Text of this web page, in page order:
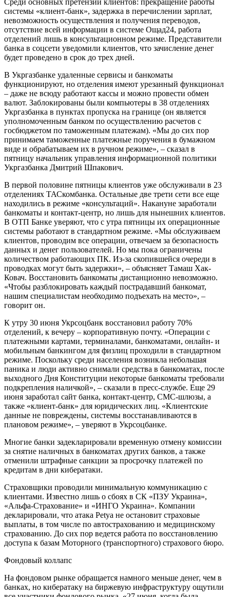
системы «клиент-банк», задержка в перечислении зарплат,
невозможность осуществления и получения переводов,
отсутствие всей информации в системе Ощад24, работа
отделений лишь в консультационном режиме. Представители
банка в соцсети уведомили клиентов, что зачисление денег
будет проведено в срок до трех дней.
В Укргазбанке удаленные сервисы и банкоматы
функционируют, но отделения имеют урезанный функционал
– даже не всюду работают кассы и можно провести обмен
валют. Заблокированы были компьютеры в 38 отделениях
Укргазбанка в пунктах пропуска на границе (он является
уполномоченным банком по осуществлению расчетов с
госбюджетом по таможенным платежам). «Мы до сих пор
принимаем таможенные платежные поручения в бумажном
виде и обрабатываем их в ручном режиме», – сказал в
пятницу начальник управления информационной политики
Укргазбанка Дмитрий Шпакович.
В первой половине пятницы клиентов уже обслуживали в 23
отделениях ТАСкомбанка. Остальные две трети сети все еще
находились в режиме «консультаций». Накануне заработали
банкоматы и контакт-центр, но лишь для нынешних клиентов.
В ОТП Банке уверяют, что с утра пятницы их операционные
системы работают в стандартном режиме. «Мы обслуживаем
клиентов, проводим все операции, отвечаем за безопасность
данных и денег пользователей. Но мы пока ограничены
количеством работающих ПК. Из-за скопившейся очереди в
проводках могут быть задержки», – объясняет Тамаш Хак-
Ковач. Восстановить банкоматы дистанционно невозможно.
«Чтобы разблокировать каждый пострадавший банкомат,
нашим специалистам необходимо подъехать на место», –
говорит он.
К утру 30 июня Укрсоцбанк восстановил работу 70%
отделений, к вечеру – корпоративную почту. «Операции с
платежными картами, терминалами, банкоматами, онлайн- и
мобильным банкингом для физлиц проходили в стандартном
режиме. Поскольку среди населения возникла небольшая
паника и люди активно снимали средства в банкоматах, после
выходного Дня Конституции некоторые банкоматы требовали
подкрепления наличкой», – сказали в пресс-службе. Еще 29
июня заработал сайт банка, контакт-центр, СМС-шлюзы, а
также «клиент-банк» для юридических лиц. «Клиентские
данные не повреждены, системы восстанавливаются в
плановом режиме», – уверяют в Укрсоцбанке.
Многие банки задекларировали временную отмену комиссии
за снятие наличных в банкоматах других банков, а также
отменили штрафные санкции за просрочку платежей по
кредитам в дни кибератаки.
Страховщики проводили минимальную коммуникацию с
клиентами. Известно лишь о сбоях в СК «ПЗУ Украина»,
«Альфа-Страхование» и «ИНГО Украина». Компании
декларировали, что атака Petya не остановит страховые
выплаты, в том числе по автострахованию и медицинскому
страхованию. До сих пор ведется работа по восстановлению
доступа к базам Моторного (транспортного) страхового бюро.
Фондовый коллапс
На фондовом рынке обращается намного меньше денег, чем в
банках, но кибератаку на биржевую инфраструктуру ощутили